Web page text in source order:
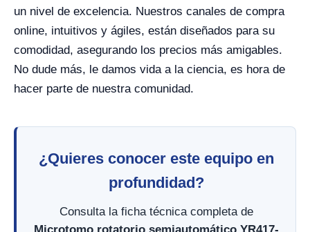
un nivel de excelencia. Nuestros canales de compra
online, intuitivos y ágiles, están diseñados para su
comodidad, asegurando los precios más amigables.
No dude más, le damos vida a la ciencia, es hora de
hacer parte de nuestra comunidad.
¿Quieres conocer este equipo en
profundidad?
Consulta la ficha técnica completa de